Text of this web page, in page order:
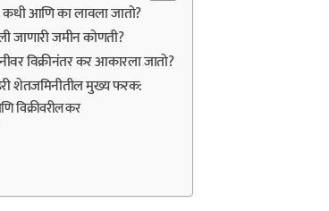
आणि का लावला जातो?
जाणारी जमीन कोणती?
विक्रीनंतर कर आकारला जातो?
शेतजमिनीतील मुख्य फरक:
विक्रीवरील कर